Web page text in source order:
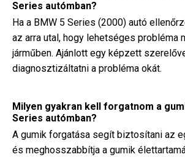
Series autómban?
Ha a BMW 5 Series (2000) autó
az arra utal, hogy lehetséges probléma
járműben. Ajánlott egy képzett
diagnosztizáltatni a probléma okát.
Milyen gyakran kell forgatnom a
Series autómban?
A gumik forgatása segít biztosítani az
és meghosszabbítja a gumik